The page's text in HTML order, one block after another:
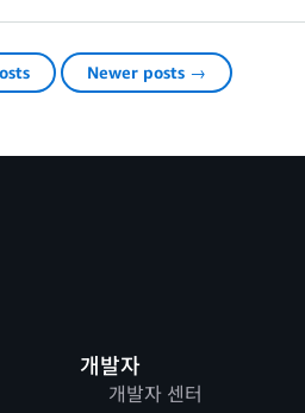
Newer posts →
개발자
개발자 센터